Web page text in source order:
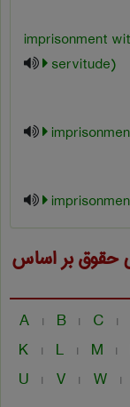
imprisonment
servitude)
حقوقبر اساس
A | B | C |
K | L | M |
U | V | W |